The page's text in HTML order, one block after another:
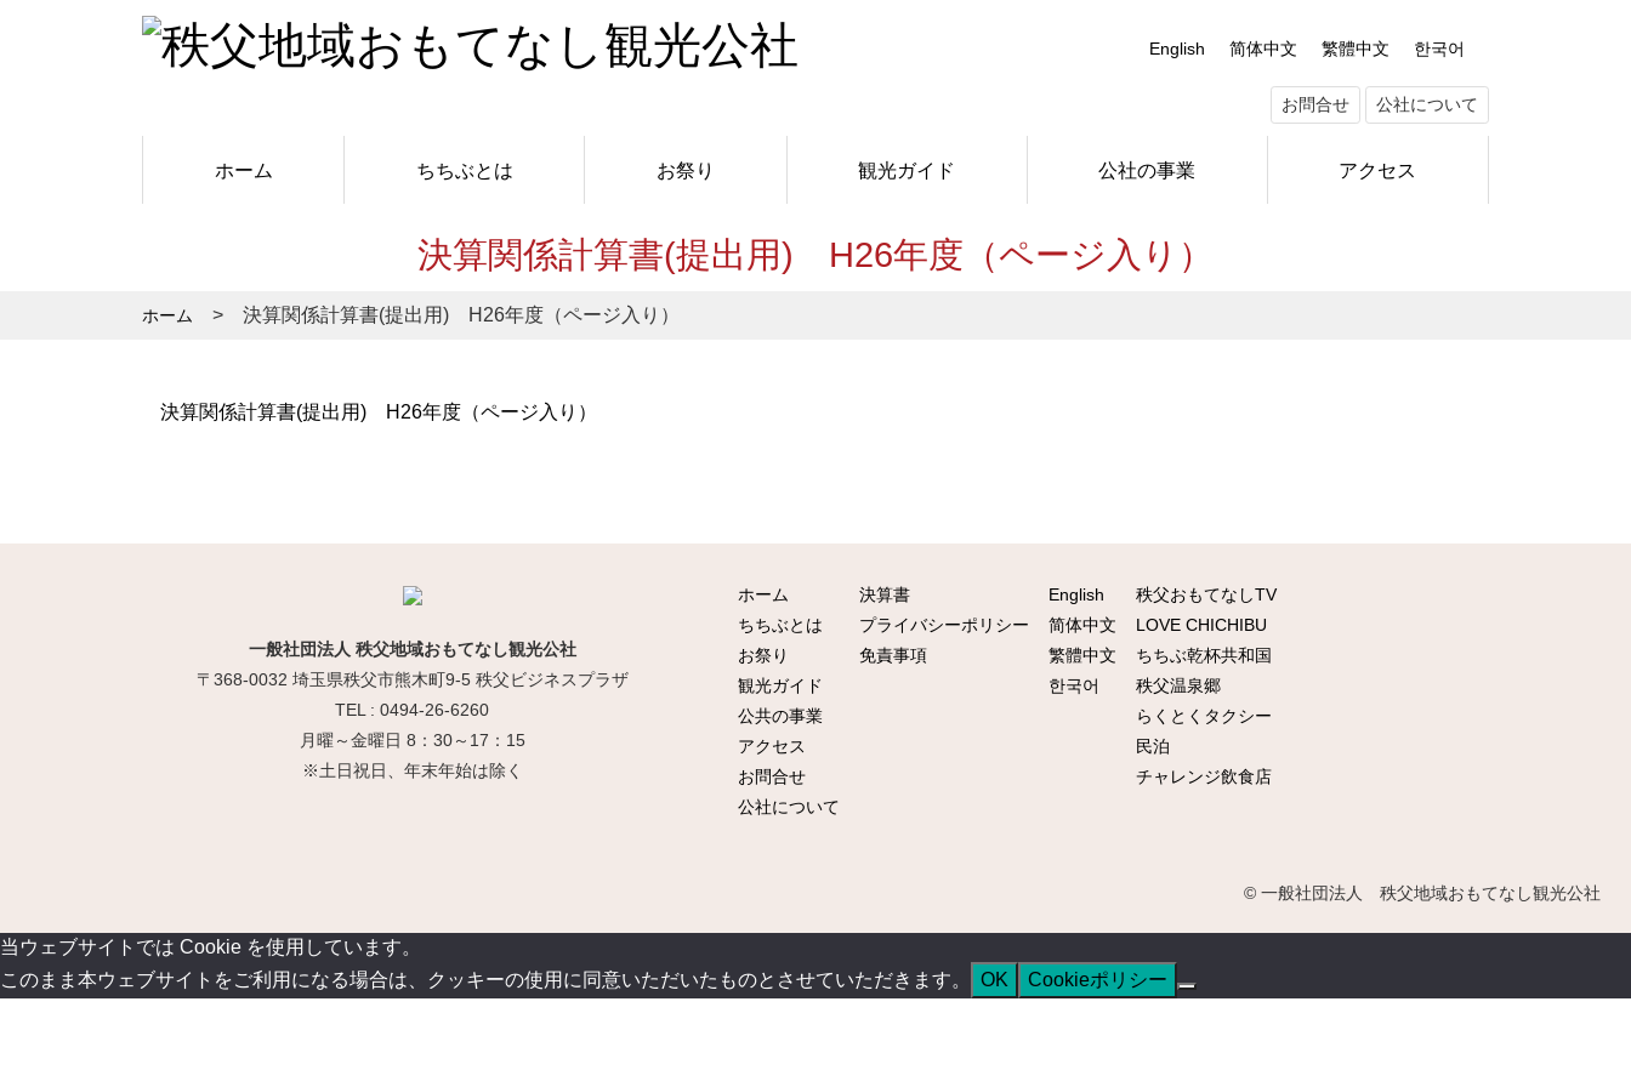
English 简体中文 繁體中文 한국어
お問合せ 公社について
ホーム ちちぶとは お祭り 観光ガイド 公社の事業 アクセス
決算関係計算書(提出用) H26年度（ページ入り）
ホーム 決算関係計算書(提出用) H26年度（ページ入り）
決算関係計算書(提出用) H26年度（ページ入り）
一般社団法人 秩父地域おもてなし観光公社
〒368-0032 埼玉県秩父市熊木町9-5 秩父ビジネスプラザ
TEL : 0494-26-6260
月曜～金曜日 8：30～17：15
※土日祝日、年末年始は除く
ホーム
ちちぶとは
お祭り
観光ガイド
公共の事業
アクセス
お問合せ
公社について
決算書
プライバシーポリシー
免責事項
English
简体中文
繁體中文
한국어
秩父おもてなしTV
LOVE CHICHIBU
ちちぶ乾杯共和国
秩父温泉郷
らくとくタクシー
民泊
チャレンジ飲食店
© 一般社団法人 秩父地域おもてなし観光公社
当ウェブサイトでは Cookie を使用しています。
このまま本ウェブサイトをご利用になる場合は、クッキーの使用に同意いただいたものとさせていただきます。
OK Cookieポリシー